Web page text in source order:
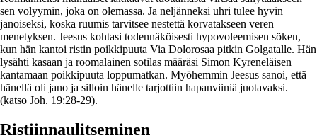
sen volyymin, joka on olemassa. Ja neljänneksi uhri tulee hyvin
janoiseksi, koska ruumis tarvitsee nestettä korvatakseen veren
menetyksen. Jeesus kohtasi todennäköisesti hypovoleemisen söken,
kun hän kantoi ristin poikkipuuta Via Dolorosaa pitkin Golgatalle. Hän
lysähti kasaan ja roomalainen sotilas määräsi Simon Kyreneläisen
kantamaan poikkipuuta loppumatkan. Myöhemmin Jeesus sanoi, että
hänellä oli jano ja silloin hänelle tarjottiin hapanviiniä juotavaksi.
(katso Joh. 19:28-29).
Ristiinnaulitseminen